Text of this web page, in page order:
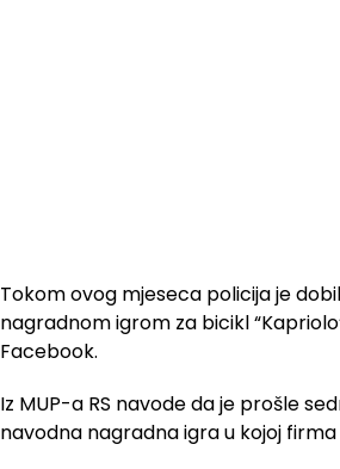
Tokom ovog mjeseca policija je
nagradnom igrom za bicikl
Facebook.
Iz MUP-a RS navode da je prošle
navodna nagradna igra u kojoj